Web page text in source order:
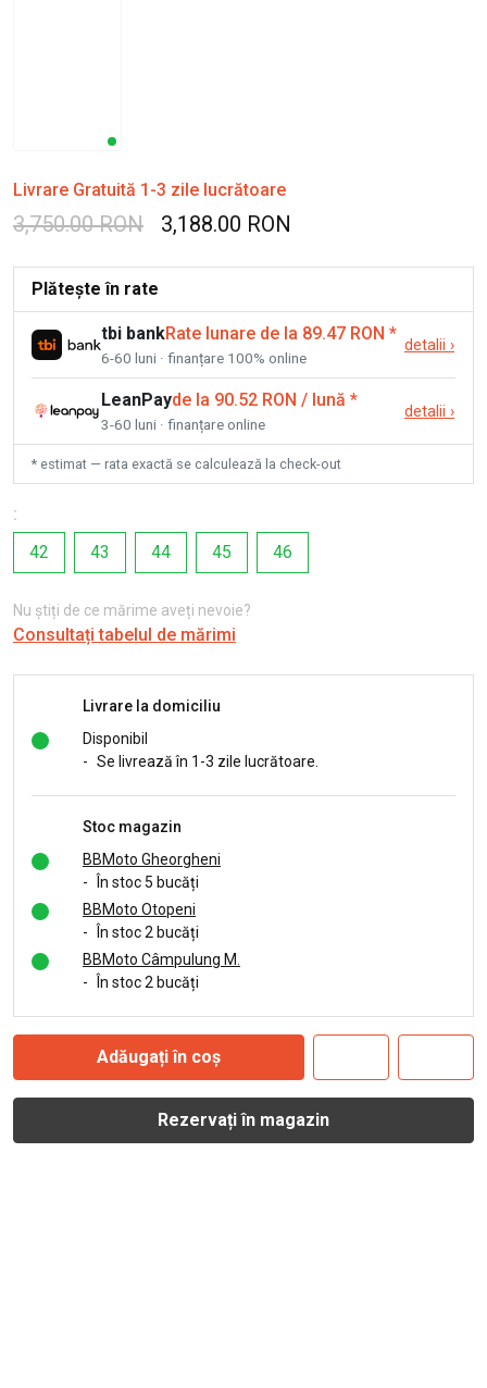
Livrare Gratuită 1-3 zile lucrătoare
3,750.00 RON 3,188.00 RON
Plătește în rate
tbi bankRate lunare de la 89.47 RON *
6-60 luni · finanțare 100% online
detalii ›
LeanPayde la 90.52 RON / lună *
3-60 luni · finanțare online
detalii ›
* estimat — rata exactă se calculează la check-out
:
42
43 44 45 46
Nu știți de ce mărime aveți nevoie?
Consultați tabelul de mărimi
Livrare la domiciliu
Disponibil
- Se livrează în 1-3 zile lucrătoare.
Stoc magazin
BBMoto Gheorgheni
-
În stoc 5 bucăți
BBMoto Otopeni
-
În stoc 2 bucăți
BBMoto Câmpulung M.
-
În stoc 2 bucăți
Adăugați în coș
Rezervați în magazin